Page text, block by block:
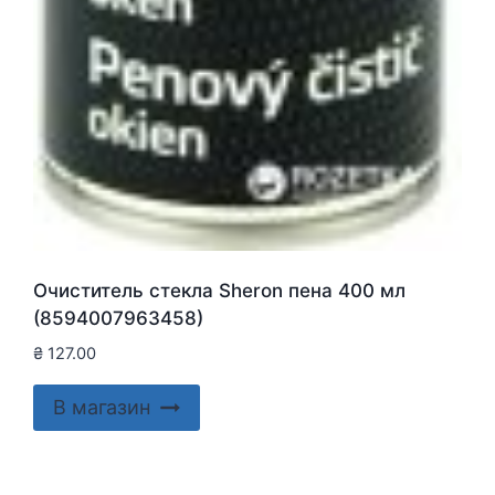
Очиститель стекла Sheron пена 400 мл
(8594007963458)
₴ 127.00
В магазин